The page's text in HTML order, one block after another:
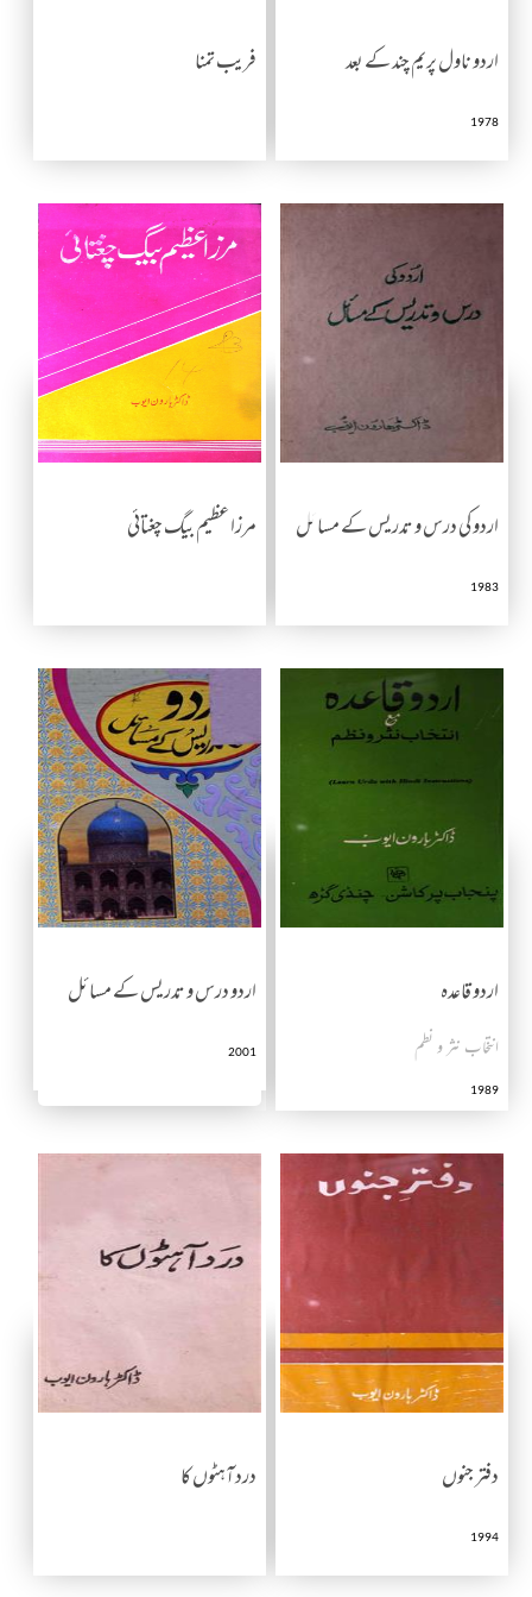
اردو ناول پریم چند کے بعد
1978
فریب تمنا
اردو کی درس و تدریس کے مسائل
1983
مرزا عظیم بیگ چغتائی
اردو قاعدہ
انتخاب نثر و نطم
1989
اردو درس و تدریس کے مسائل
2001
دفتر جنوں
1994
درد آہٹوں کا